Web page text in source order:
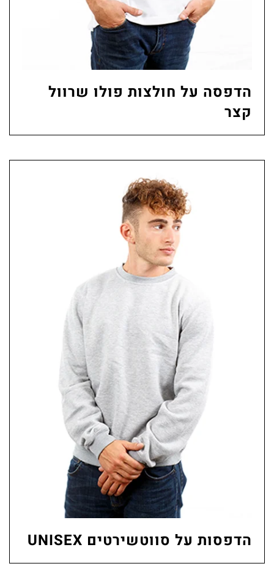
הדפסה על חולצות פולו שרוול
קצר
הדפסות על סווטשירטים UNISEX